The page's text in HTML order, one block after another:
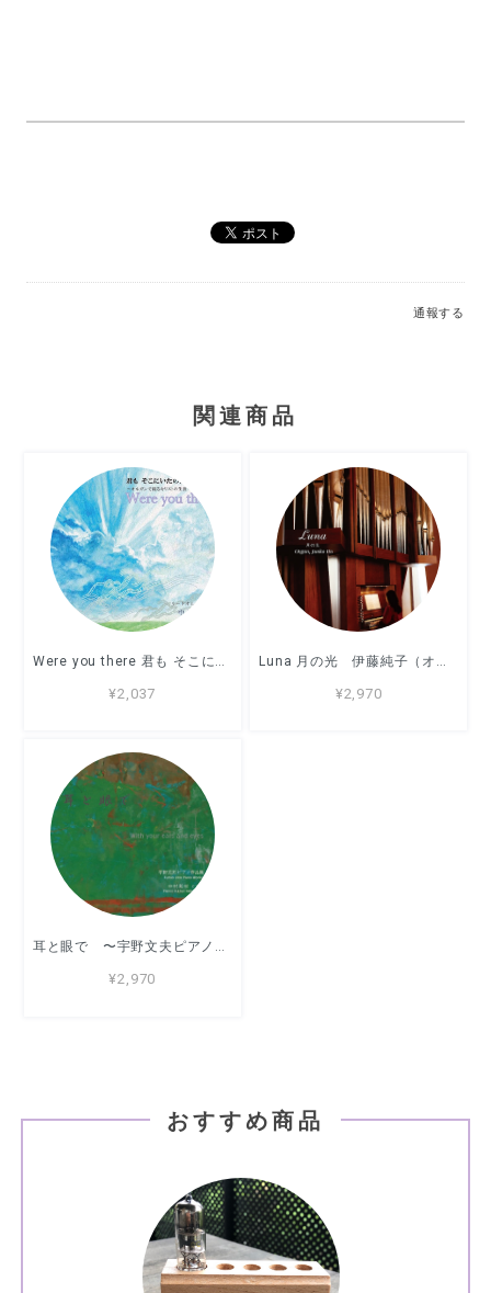
通報する
関連商品
¥2,037 ¥2,970
耳と眼で 〜宇野文夫ピアノ作品集〜 演奏：中村和枝 ★9月26日リリース
¥2,970
おすすめ商品